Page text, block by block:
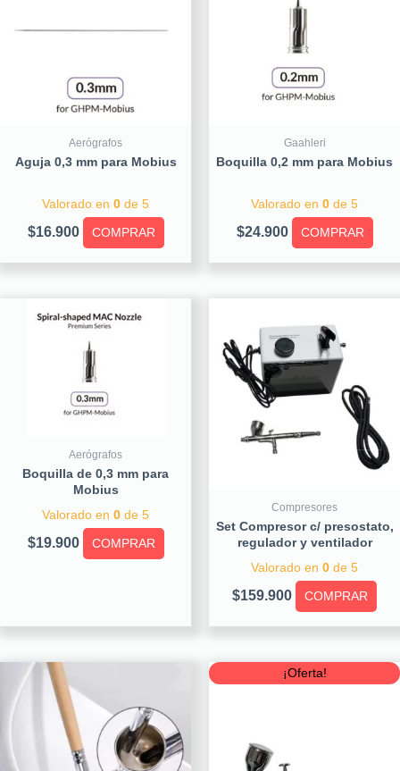
Aerógrafos
Aguja 0,3 mm para Mobius
Valorado en 0 de 5
$16.900 COMPRAR
Gaahleri
Boquilla 0,2 mm para Mobius
Valorado en 0 de 5
$24.900 COMPRAR
Aerógrafos
Boquilla de 0,3 mm para
Mobius
Valorado en 0 de 5
$19.900 COMPRAR
Compresores
Set Compresor c/ presostato,
regulador y ventilador
Valorado en 0 de 5
$159.900 COMPRAR
¡Oferta!Original
price
price